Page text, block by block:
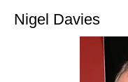
Nigel Davies